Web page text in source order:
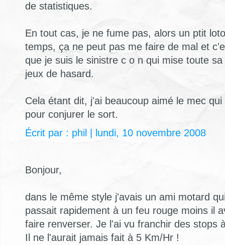
de statistiques.
En tout cas, je ne fume pas, alors un ptit
temps, ça ne peut pas me faire de mal et
que je suis le sinistre c o n qui mise toute
jeux de hasard.
Cela étant dit, j'ai beaucoup aimé le mec
pour conjurer le sort.
Écrit par : phil | lundi, 10 novembre 2008
Bonjour,
dans le même style j'avais un ami motard
passait rapidement à un feu rouge moins il
faire renverser. Je l'ai vu franchir des stops
Il ne l'aurait jamais fait à 5 Km/Hr !